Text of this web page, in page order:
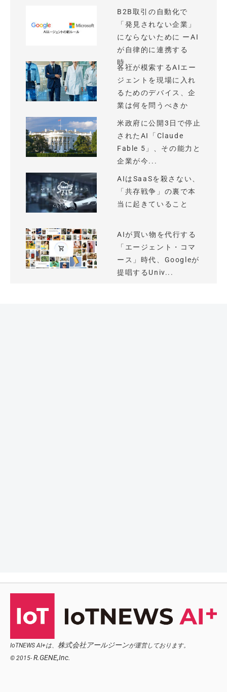
B2B取引の自動化で
「発見されない企業」
にならないために ーAI
が自律的に連携する
時...
各社が模索するAIエー
ジェントを現場に入れ
るためのデバイス、企
業は何を問うべきか
米政府に公開3日で停止
されたAI「Claude
Fable 5」、その能力と
企業が今...
AIはSaaSを殺さない、
「共存戦争」の裏で本
当に起きていること
AIが買い物を代行する
「エージェント・コマ
ース」時代、Googleが
提唱するUniv...
IoTNEWS AI+は、 株式会社アールジーンが運営しております。
© 2015- R.GENE,Inc.